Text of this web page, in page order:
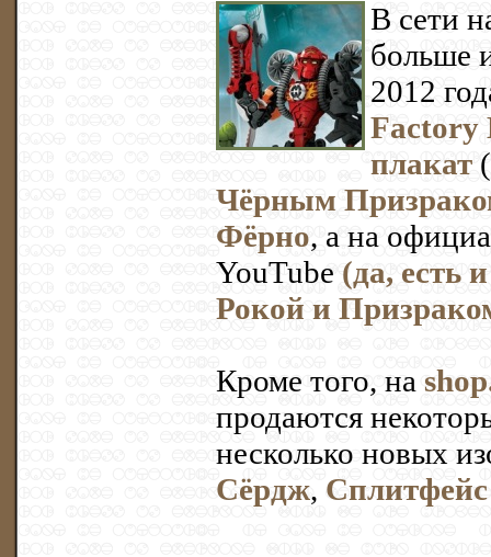
В сети
больше
2012
Factory
плакат (
Чёрным
Фёрно, а на
YouTube (да, есть
Рокой и
Кроме того, на
продаются
несколько новых
Сёрдж, Сплитфейс